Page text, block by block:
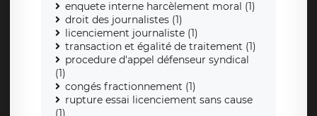
enquete interne harcèlement moral (1)
droit des journalistes (1)
licenciement journaliste (1)
transaction et égalité de traitement (1)
procedure d'appel défenseur syndical
(1)
congés fractionnement (1)
rupture essai licenciement sans cause